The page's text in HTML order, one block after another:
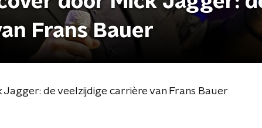
Frans Bauer
de veelzijdige carrière van Frans Bauer